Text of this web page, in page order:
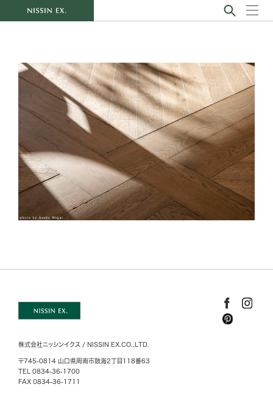
株式会社ニッシンイクス / NISSIN EX.CO.,LTD.
〒745-0814 山口県周南市鼓海2丁目118番63
TEL 0834-36-1700
FAX 0834-36-1711